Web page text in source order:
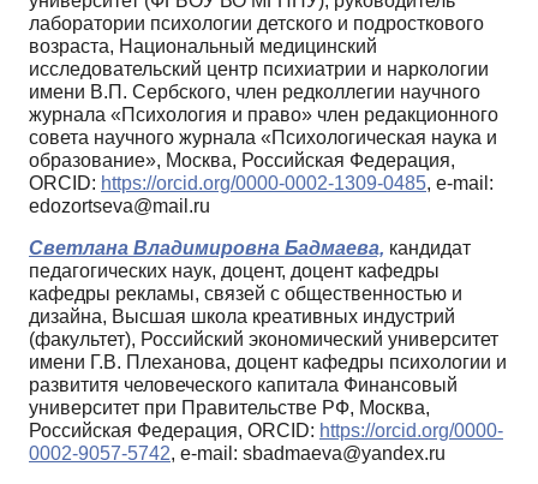
лаборатории психологии детского и подросткового
возраста, Национальный медицинский
исследовательский центр психиатрии и наркологии
имени В.П. Сербского, член редколлегии научного
журнала «Психология и право» член редакционного
совета научного журнала «Психологическая наука и
образование», Москва, Российская Федерация,
ORCID: https://orcid.org/0000-0002-1309-0485, e-mail:
edozortseva@mail.ru
Светлана Владимировна Бадмаева, кандидат
педагогических наук, доцент, доцент кафедры
кафедры рекламы, связей с общественностью и
дизайна, Высшая школа креативных индустрий
(факультет), Российский экономический университет
имени Г.В. Плеханова, доцент кафедры психологии и
развититя человеческого капитала Финансовый
университет при Правительстве РФ, Москва,
Российская Федерация, ORCID: https://orcid.org/0000-
0002-9057-5742, e-mail: sbadmaeva@yandex.ru